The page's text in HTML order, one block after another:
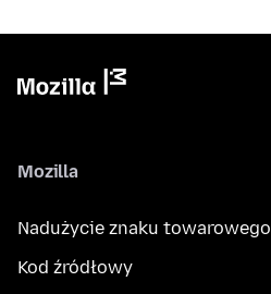
Mozilla
Nadużycie znaku towarowego
Kod źródłowy